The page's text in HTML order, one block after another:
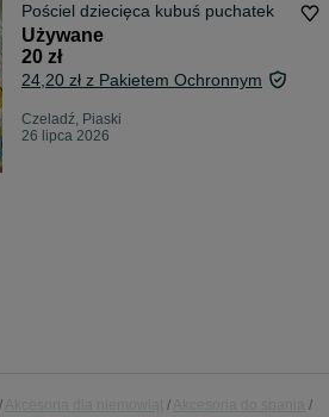
Pościel dziecięca kubuś puchatek
Używane
20 zł
24,20 zł z Pakietem Ochronnym
Czeladź, Piaski
26 lipca 2026